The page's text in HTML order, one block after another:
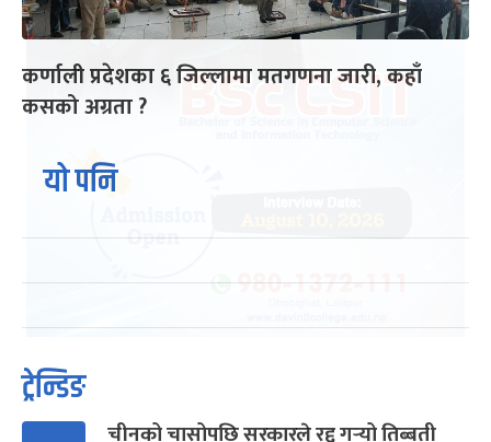
कर्णाली प्रदेशका ६ जिल्लामा मतगणना जारी, कहाँ
कसको अग्रता ?
यो पनि
ट्रेन्डिङ